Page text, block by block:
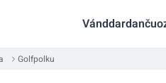
Golfpolku